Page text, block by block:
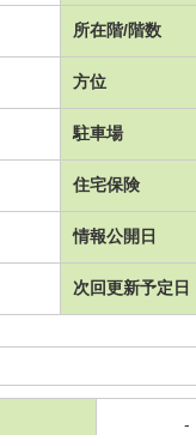
所在階/階数
方位
駐車場
住宅保険
情報公開日
次回更新予定日
-